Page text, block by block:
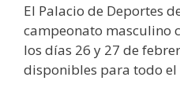
El Palacio de Deportes
campeonato masculino
los días 26 y 27 de
disponibles para todo el